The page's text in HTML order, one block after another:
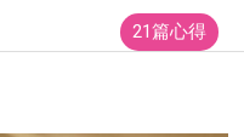
21篇心得